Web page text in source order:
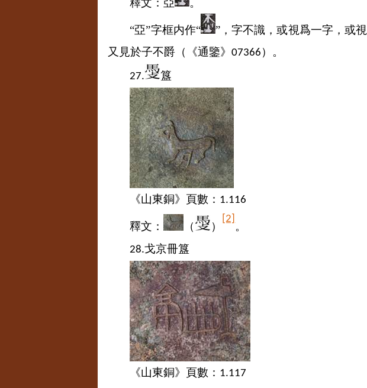
釋文：亞 。
“亞”字框内作“ ”，字不識，或視爲一字，或
又見於子不爵（《通鑒》 07366 ）。
27. 簋
《山東銅》頁數： 1.116
釋文： （ ）
[2]
。
28.戈京冊簋
《山東銅》頁數： 1.117